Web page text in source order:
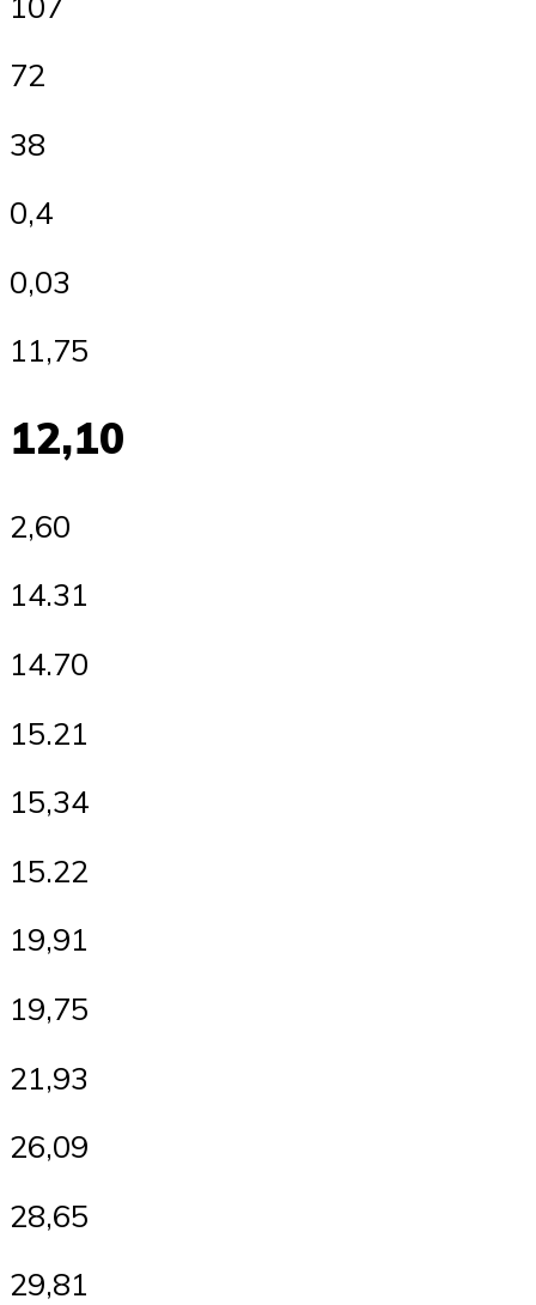
72
38
0,4
0,03
11,75
12,10
2,60
14.31
14.70
15.21
15,34
15.22
19,91
19,75
21,93
26,09
28,65
29,81